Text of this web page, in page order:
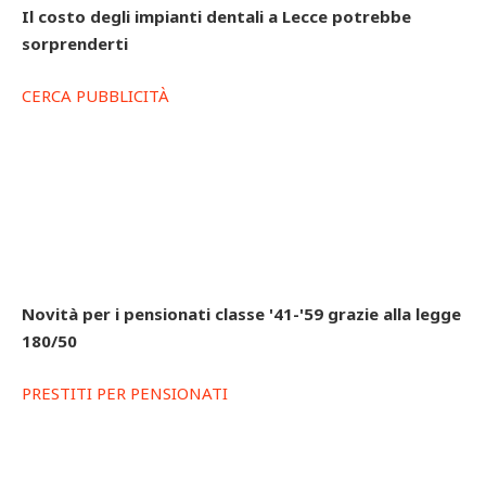
Il costo degli impianti dentali a Lecce potrebbe
sorprenderti
CERCA PUBBLICITÀ
Novità per i pensionati classe '41-'59 grazie alla legge
180/50
PRESTITI PER PENSIONATI